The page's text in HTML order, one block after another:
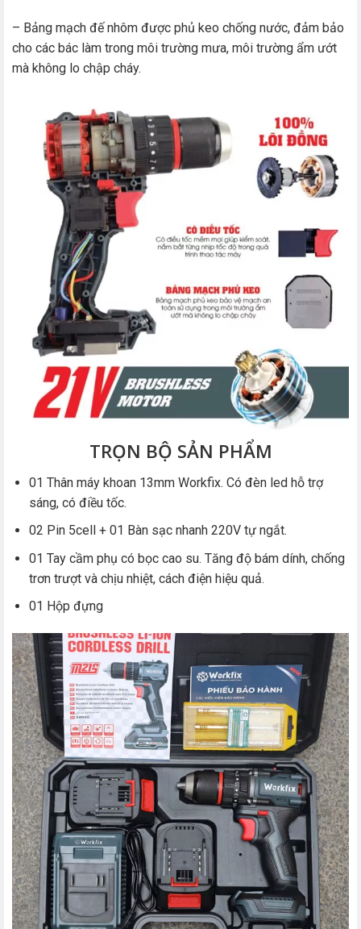
– Bảng mạch đế nhôm được phủ keo chống nước, đảm bảo
cho các bác làm trong môi trường mưa, môi trường ẩm ướt
mà không lo chập cháy.
TRỌN BỘ SẢN PHẨM
01 Thân máy khoan 13mm Workfix. Có đèn led hỗ trợ
sáng, có điều tốc.
02 Pin 5cell + 01 Bàn sạc nhanh 220V tự ngắt.
01 Tay cầm phụ có bọc cao su. Tăng độ bám dính, chống
trơn trượt và chịu nhiệt, cách điện hiệu quả.
01 Hộp đựng